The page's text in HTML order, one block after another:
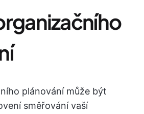
plánování může být
směřování vaší